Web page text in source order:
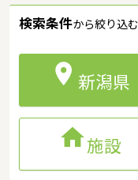
検索条件から絞り込む
 新潟県
施設